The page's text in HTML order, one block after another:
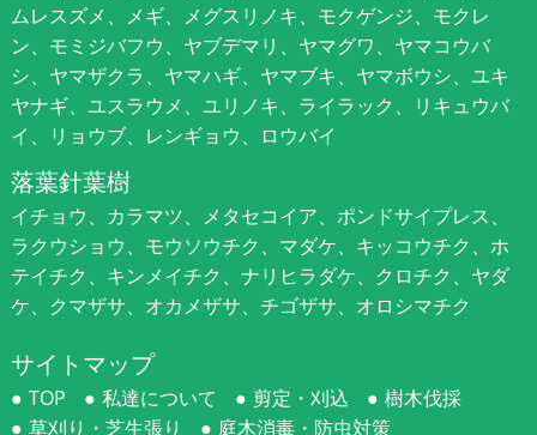
ムレスズメ、メギ、メグスリノキ、モクゲンジ、モクレ
ン、モミジバフウ、ヤブデマリ、ヤマグワ、ヤマコウバ
シ、ヤマザクラ、ヤマハギ、ヤマブキ、ヤマボウシ、ユキ
ヤナギ、ユスラウメ、ユリノキ、ライラック、リキュウバ
イ、リョウブ、レンギョウ、ロウバイ
落葉針葉樹
イチョウ、カラマツ、メタセコイア、ポンドサイプレス、
ラクウショウ、モウソウチク、マダケ、キッコウチク、ホ
テイチク、キンメイチク、ナリヒラダケ、クロチク、ヤダ
ケ、クマザサ、オカメザサ、チゴザサ、オロシマチク
サイトマップ
TOP 私達について 剪定・刈込
樹木伐採
草刈り・芝生張り
庭木消毒・防虫対策